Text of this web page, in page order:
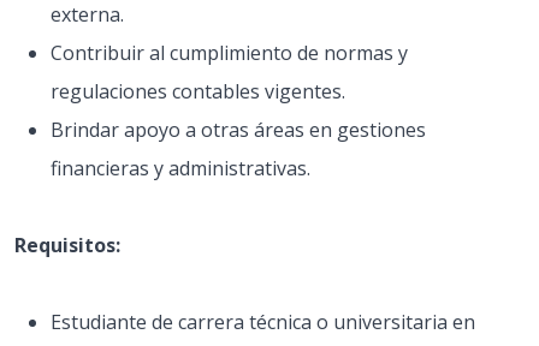
externa.
Contribuir al cumplimiento de normas y
regulaciones contables vigentes.
Brindar apoyo a otras áreas en gestiones
financieras y administrativas.
Requisitos:
Estudiante de carrera técnica o universitaria en